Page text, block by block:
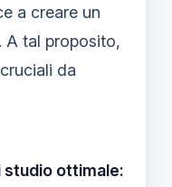
a creare un
A tal proposito,
da
studio ottimale: